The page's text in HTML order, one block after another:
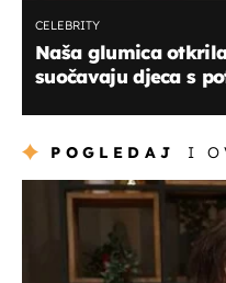
CELEBRITY
Naša glumica
suočavaju djeca s
POGLEDAJ I